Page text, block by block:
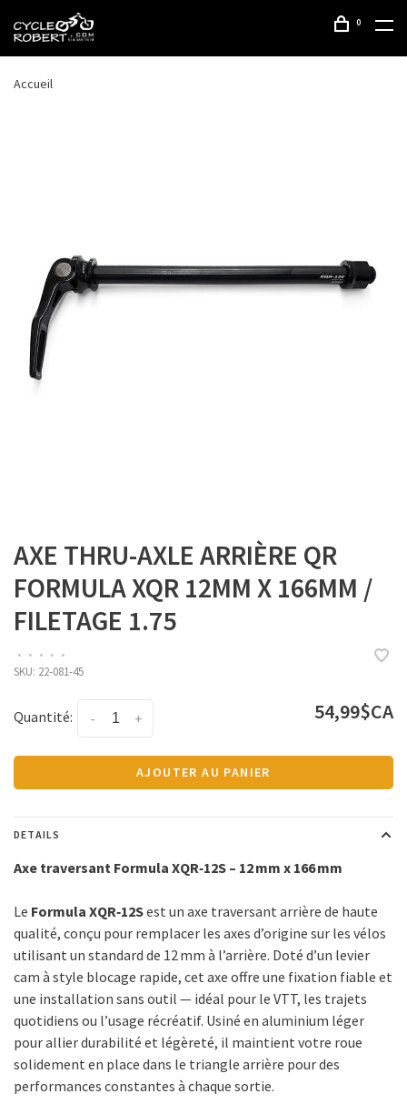
0
Accueil
AXE THRU-AXLE ARRIÈRE QR
FORMULA XQR 12MM X 166MM /
FILETAGE 1.75
• • • • •
SKU: 22-081-45
Quantité: +
- 54,99$CA
AJOUTER AU PANIER
DETAILS
Axe traversant Formula XQR‑12S – 12 mm x 166 mm
Le Formula XQR‑12Sest un axe traversant arrière de haute
qualité, conçu pour remplacer les axes d’origine sur les vélos
utilisant un standard de 12 mm à l’arrière. Doté d’un levier
cam à style blocage rapide, cet axe offre une fixation fiable et
une installation sans outil — idéal pour le VTT, les trajets
quotidiens ou l’usage récréatif. Usiné en aluminium léger
pour allier durabilité et légèreté, il maintient votre roue
solidement en place dans le triangle arrière pour des
performances constantes à chaque sortie.